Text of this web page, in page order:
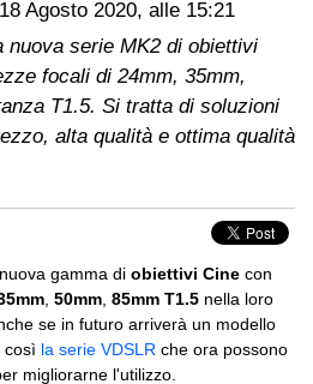
18 Agosto 2020, alle 15:21
nuova serie MK2 di obiettivi
focali di 24mm, 35mm,
T1.5. Si tratta di soluzioni
alta qualità e ottima qualità
gamma di obiettivi Cine con
50mm 85mm T1.5 nella loro
se in futuro arriverà un modello
così la serie VDSLR che ora possono
migliorarne l'utilizzo.